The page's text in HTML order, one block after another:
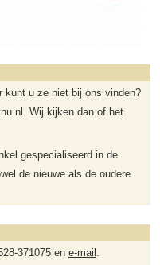
kunt u ze niet bij ons vinden?
Wij kijken dan of het
gespecialiseerd in de
de nieuwe als de oudere
371075 en e-mail .